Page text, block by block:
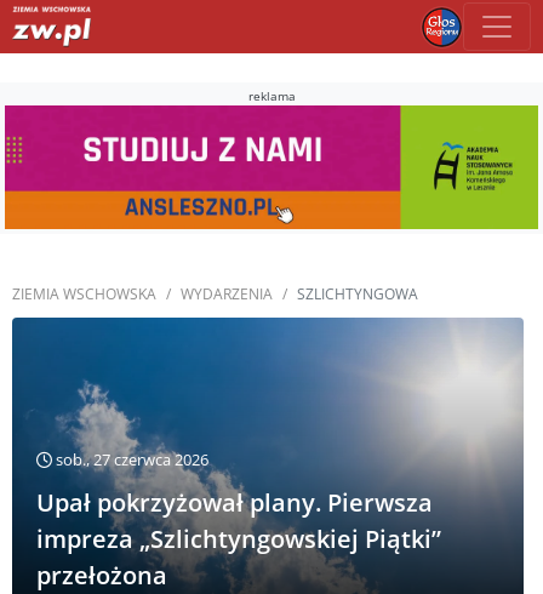
reklama
ZIEMIA WSCHOWSKA WYDARZENIA SZLICHTYNGOWA
sob., 27 czerwca 2026
Upał pokrzyżował plany. Pierwsza
impreza „Szlichtyngowskiej Piątki”
przełożona